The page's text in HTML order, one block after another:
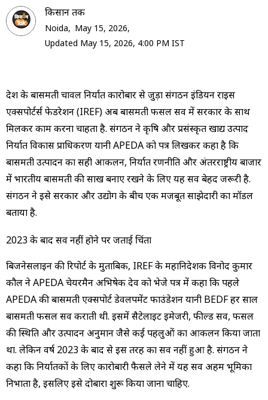
क‍िसान तक
Noida, May 15, 2026,
Updated May 15, 2026, 4:00 PM IST
देश के बासमती चावल निर्यात कारोबार से जुड़ा संगठन इंडियन राइस
एक्सपोर्टर्स फेडरेशन (IREF) अब बासमती फसल सर्वे में सरकार के साथ
मिलकर काम करना चाहता है. संगठन ने कृषि और प्रसंस्कृत खाद्य उत्पाद
निर्यात विकास प्राधिकरण यानी APEDA को पत्र लिखकर कहा है कि
बासमती उत्पादन का सही आकलन, निर्यात रणनीति और अंतरराष्ट्रीय बाजार
में भारतीय बासमती की साख बनाए रखने के लिए यह सर्वे बेहद जरूरी है.
संगठन ने इसे सरकार और उद्योग के बीच एक मजबूत साझेदारी का मॉडल
बताया है.
2023 के बाद सर्वे नहीं होने पर जताई चिंता
बिजनेसलाइन की रिपोर्ट के मुताबिक, IREF के महानिदेशक विनोद कुमार
कौल ने APEDA चेयरमैन अभिषेक देव को भेजे पत्र में कहा कि पहले
APEDA की बासमती एक्सपोर्ट डेवलपमेंट फाउंडेशन यानी BEDF हर साल
बासमती फसल सर्वे कराती थी. इसमें सैटेलाइट इमेजरी, फील्ड सर्वे, फसल
की स्थिति और उत्पादन अनुमान जैसे कई पहलुओं का आकलन किया जाता
था. लेकिन वर्ष 2023 के बाद से इस तरह का सर्वे नहीं हुआ है. संगठन ने
कहा कि निर्यातकों के लिए कारोबारी फैसले लेने में यह सर्वे अहम भूमिका
निभाता है, इसलिए इसे दोबारा शुरू किया जाना चाहिए.